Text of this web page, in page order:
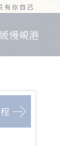
慢峴港